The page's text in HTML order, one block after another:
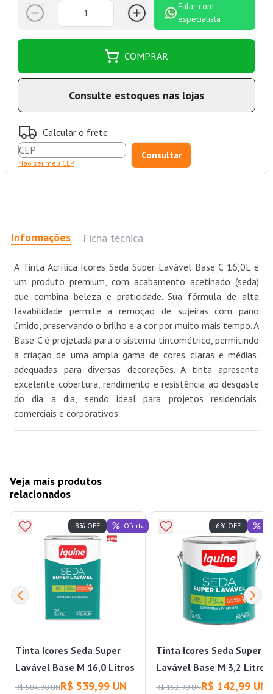
Falar com
especialista
COMPRAR
Consulte estoques nas lojas
Calcular o frete
Não sei meu CEP
Informações Ficha técnica
A Tinta Acrílica Icores Seda Super Lavável Base C 16,0L é
um produto premium, com acabamento acetinado (seda)
que combina beleza e praticidade. Sua fórmula de alta
lavabilidade permite a remoção de sujeiras com pano
úmido, preservando o brilho e a cor por muito mais tempo. A
Base C é projetada para o sistema tintométrico, permitindo
a criação de uma ampla gama de cores claras e médias,
adequadas para diversas decorações. A tinta apresenta
excelente cobertura, rendimento e resistência ao desgaste
do dia a dia, sendo ideal para projetos residenciais,
comerciais e corporativos.
Veja mais produtos
relacionados
Tinta Icores Seda Super
Lavável Base M 16,0 Litros
R$ 584,90 UNR$ 539,99 UN
8% OFF Oferta
Tinta Icores Seda Super
Lavável Base M 3,2 Litros
R$ 152,90 UNR$ 142,99 UN
6% OFF